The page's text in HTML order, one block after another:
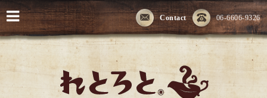
06-6606-9326
Contact